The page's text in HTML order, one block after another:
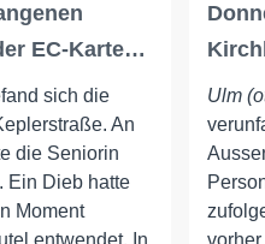
EC-Karte…
sich die
An
die Seniorin
Ein Dieb hatte
Moment
entwendet. In
Ulm